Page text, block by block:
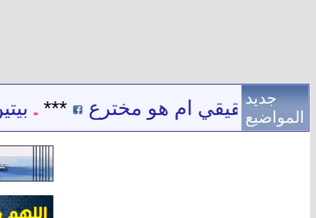
اسم حقيقي ام هو مخترع ***
جديد
المواضيع